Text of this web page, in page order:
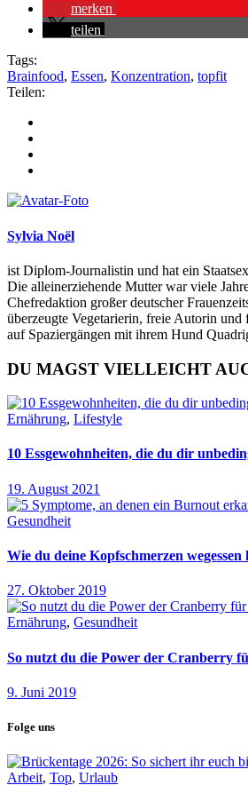
merken
teilen
Tags:
Brainfood, Essen, Konzentration, topfit
Teilen:
Sylvia Noël
ist Diplom-Journalistin und hat ein
Die alleinerziehende Mutter war viele
Chefredaktion großer deutscher
überzeugte Vegetarierin, freie Autorin und
auf Spaziergängen mit ihrem Hund
DU MAGST VIELLEICHT
Ernährung, Lifestyle
10 Essgewohnheiten, die du dir
19. August 2021
Gesundheit
Wie du deine Kopfschmerzen
27. Oktober 2019
Ernährung, Gesundheit
So nutzt du die Power der Cranberry
9. Juni 2019
Folge uns
Arbeit, Top, Urlaub